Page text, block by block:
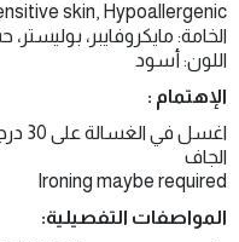
skin, Hypoallergenic
الخامة: مايكروفايبر،
اللون: أسود
الإهتمام :
الجاف
Ironing maybe required
المواصفات التفصيلية: